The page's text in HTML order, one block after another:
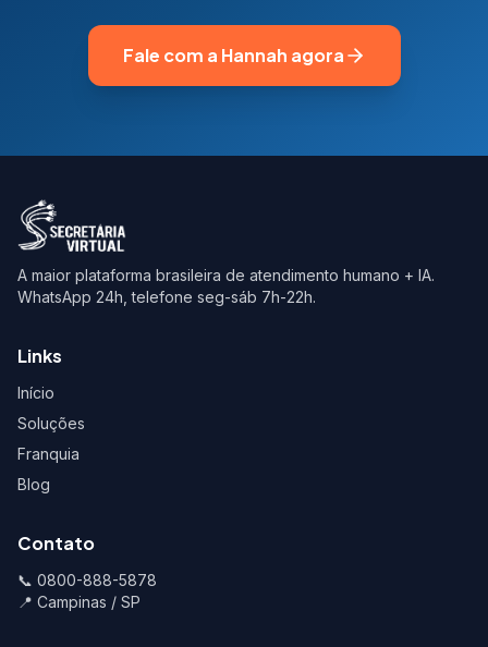
Fale com a Hannah agora
A maior plataforma brasileira de atendimento humano + IA.
WhatsApp 24h, telefone seg-sáb 7h-22h.
Links
Início
Soluções
Franquia
Blog
Contato
📞 0800-888-5878
📍 Campinas / SP